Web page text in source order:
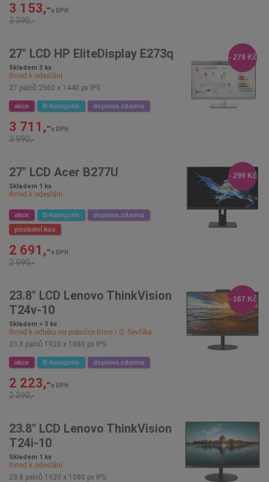
3 153,-s DPH
3 390,-
27" LCD HP EliteDisplay E273q
Skladem 3 ks
Ihned k odeslání
27 palců 2560 x 1440 px IPS
akce B-kategorie doprava zdarma
- 279 Kč
3 711,-s DPH
3 990,-
27" LCD Acer B277U
Skladem 1 ks
Ihned k odeslání
akce B-kategorie
doprava zdarma
poslední kus
- 299 Kč
2 691,-s DPH
2 990,-
23.8" LCD Lenovo ThinkVision
T24v-10
Skladem > 3 ks
Ihned k odběru na pobočce Brno / O. Ševčíka
23.8 palců 1920 x 1080 px IPS
akce B-kategorie doprava zdarma
- 167 Kč
2 223,-s DPH
2 390,-
23.8" LCD Lenovo ThinkVision
T24i-10
Skladem 1 ks
Ihned k odeslání
23.8 palců 1920 x 1080 px IPS